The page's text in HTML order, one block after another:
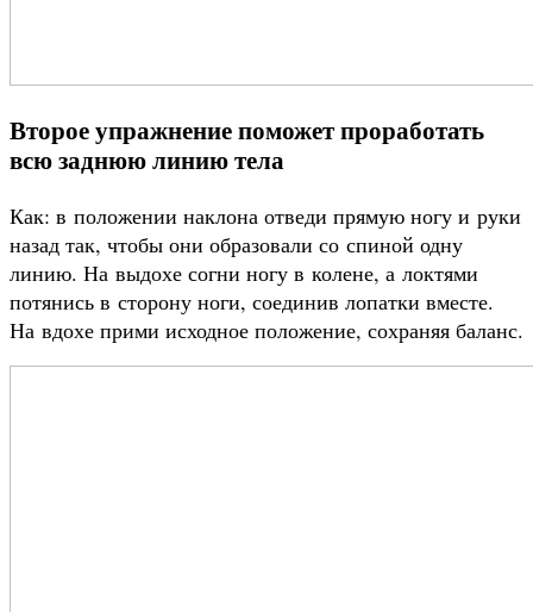
Второе упражнение поможет проработать
всю заднюю линию тела
Как: в положении наклона отведи прямую ногу и руки
назад так, чтобы они образовали со спиной одну
линию. На выдохе согни ногу в колене, а локтями
потянись в сторону ноги, соединив лопатки вместе.
На вдохе прими исходное положение, сохраняя баланс.